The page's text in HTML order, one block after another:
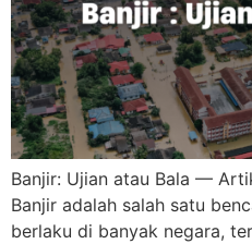
Banjir: Ujian atau Bala —
Banjir adalah salah satu
berlaku di banyak negara,